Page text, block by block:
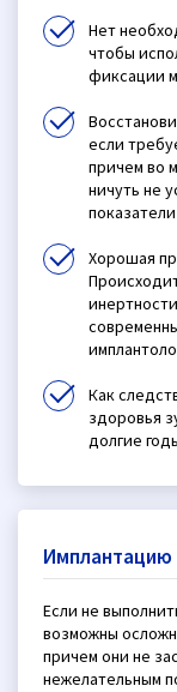
Нет
чтобы
фиксации
если
причем во
ничуть не
Хорошая
Как
здоровья
долгие
Имплантацию
Если не
возможны
причем они не
нежелательным